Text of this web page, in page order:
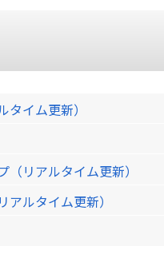
イム更新）
リアルタイム更新）
ルタイム更新）